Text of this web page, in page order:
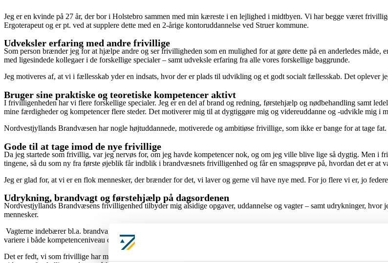
Jeg er en kvinde på 27 år, der bor i Holstebro sammen med min kæreste i en lejlighed i midtbyen. Vi har begge været
Ergoterapeut og er pt. ved at supplere dette med en 2-årige kontoruddannelse ved Struer kommune.
Udveksler erfaring med andre frivillige
Som person brænder jeg for at hjælpe andre og ser frivilligheden som en mulighed for at gøre dette på en anderledes
med ligesindede kollegaer i de forskellige specialer – samt udveksle erfaring fra alle vores forskellige baggrunde.
Jeg motiveres af, at vi i fællesskab yder en indsats, hvor der er plads til udvikling og et godt socialt fællesskab. Det oplever
Bruger sine praktiske og teoretiske kompetencer aktivt
I frivilligenheden har vi flere forskellige specialer. Jeg er en del af brand og redning, førstehjælp og nødbehandling samt
mine færdigheder og kompetencer flere steder. Det motiverer mig til at dygtiggøre mig og videreuddanne og -udvikle mig i
Nordvestjyllands Brandvæsen har nogle højtuddannede, motiverede og ambitiøse frivillige, som ikke er bange for at tage fat.
Gode til at tage imod de nye frivillige
Da jeg startede som frivillig, var jeg nervøs for, om jeg havde kompetencer nok, og om jeg ville blive lige så dygtig. Men i
tingene, så du som ny fra første øjeblik får indblik i brandvæsnets frivilligenhed og får en smagsprøve på, hvordan det er at
Jeg er glad for, at vi er en flok mennesker, der brænder for det, vi laver og gerne vil have nye med. For jo flere vi er, jo
Udrykning, brandvagt og førstehjælp på dagsordenen
Nordvestjyllands Brandvæsens frivilligenhed tilbyder mig alsidige opgaver, uddannelse og vagter – samt udrykninger, hvor
mennesker.
Vagterne indebærer bl.a. brandvagter til større håndboldstævner og førstehjælpsvagter til endagsfestivaller, men også
variere i både kompetenceniveau og i tidslængde.
Det er fedt, vi som frivillige har mulighed for at komme med som observatør på vagter – også inden for områder, hvor